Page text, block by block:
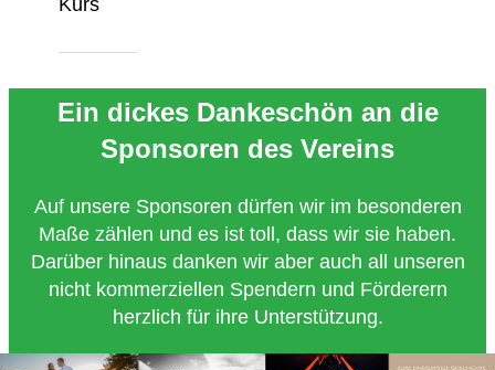
Ein dickes Dankeschön an die
Sponsoren des Vereins
Auf unsere Sponsoren dürfen wir im besonderen
Maße zählen und es ist toll, dass wir sie haben.
Darüber hinaus danken wir aber auch all unseren
nicht kommerziellen Spendern und Förderern
herzlich für ihre Unterstützung.